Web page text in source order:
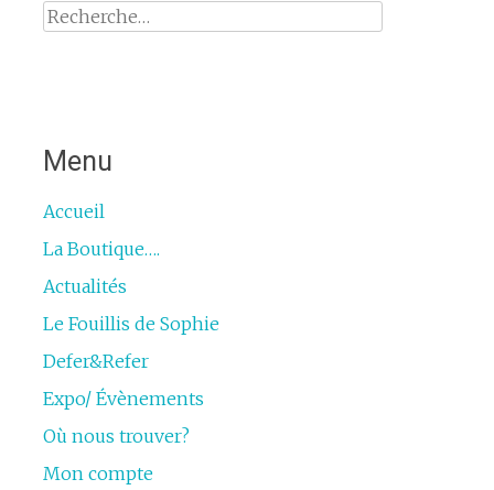
Rechercher :
Menu
Accueil
La Boutique….
Actualités
Le Fouillis de Sophie
Defer&Refer
Expo/ Évènements
Où nous trouver?
Mon compte